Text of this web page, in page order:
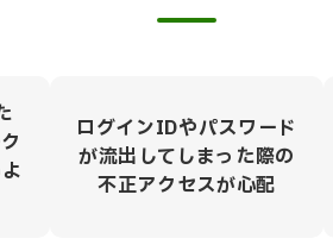
ログインIDやパスワード
が流出してしまった際の
不正アクセスが心配